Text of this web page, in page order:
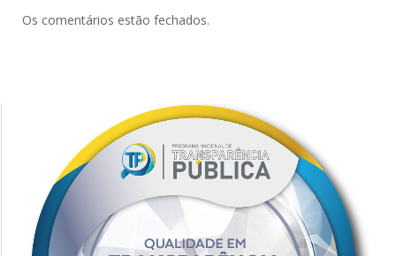
Os comentários estão fechados.